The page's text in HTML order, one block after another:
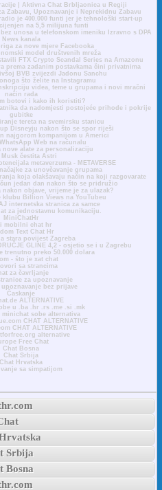
| Aktivna Chat Brbljaonica u Regiji
Zabavu, Upoznavanje i Neprekidnu Zabavu
je 400.000 funti jer je tehnološki start-up
na 5,5 milijuna funti
unosa u telefonskom imeniku Izravno s DPA
News kanala
za nove mjere Facebooka
model društvenih mreža
FTX Crypto Scandal Series na Amazonu
prema zadanim postavkama čini privatnima
BVB zvijezdi Jadonu Sanchu
što želite na Instagramu
videa, teme u grupama i novi mračni
način rada
botovi i kako ih koristiti?
da nadomjesti postojeće prihode i pokrije
gubitke
tereta na svemirsku stanicu
Disneyju nakon što se spor riješi
najgorom kompanijom u Americi
Web na računalu
nove alate za personalizaciju
Musk čestita Astri
metaverzuma - METAVERSE
za unovčavanje grupama
koja olakšavaju način na koji razgovarate
jedan dan nakon što se pridružio
nakon objave, vrijeme je za ulazak?
klubu Billion Views na YouTubeu
internetska stranica za samce
za jednostavnu komunikaciju.
MiniChatHr
mobilni chat hr
Text Chat Hr
stara povijest Zagreba
GLINE 4,2 - osjetio se i u Zagrebu
trenutno preko 50.000 dolara
- što je xat chat
sa strancima
za čavrljanje
za upoznavanje
upoznavanje bez prijave
Časkanje
ALTERNATIVE
u .ba .hr .rs .me .si .mk
minichat sobe alternativa
CHAT ALTERNATIVE
CHAT ALTERNATIVE
alternative
Free Chat
Chat Bosna
Chat Srbija
Chat Hrvatska
sa simpatijom
Srbija
Bosna